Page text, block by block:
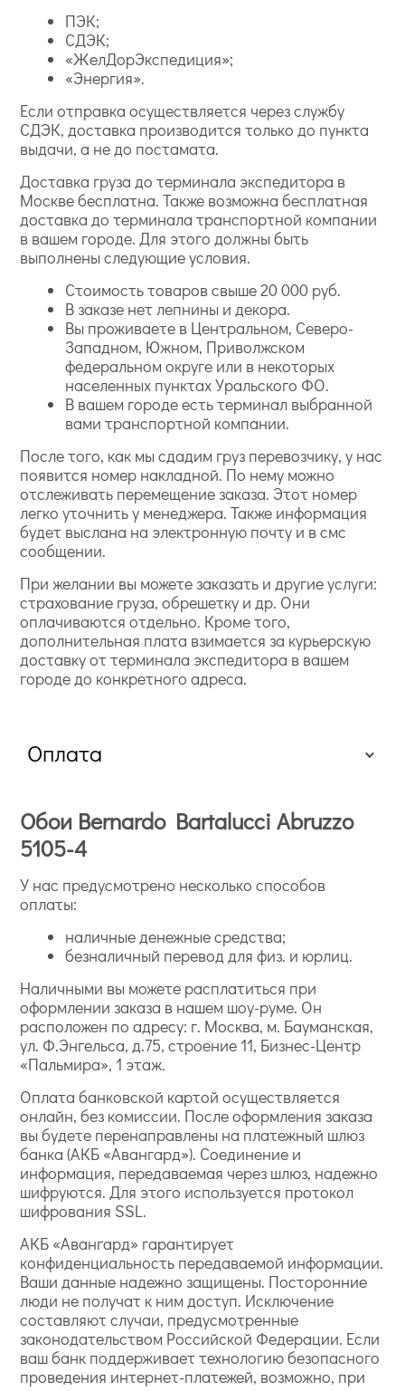
ПЭК;
СДЭК;
«ЖелДорЭкспедиция»;
«Энергия».
Если отправка осуществляется через службу
СДЭК, доставка производится только до пункта
выдачи, а не до постамата.
Доставка груза до терминала экспедитора в
Москве бесплатна. Также возможна бесплатная
доставка до терминала транспортной компании
в вашем городе. Для этого должны быть
выполнены следующие условия.
Стоимость товаров свыше 20 000 руб.
В заказе нет лепнины и декора.
Вы проживаете в Центральном, Северо-
Западном, Южном, Приволжском
федеральном округе или в некоторых
населенных пунктах Уральского ФО.
В вашем городе есть терминал выбранной
вами транспортной компании.
После того, как мы сдадим груз перевозчику, у нас
появится номер накладной. По нему можно
отслеживать перемещение заказа. Этот номер
легко уточнить у менеджера. Также информация
будет выслана на электронную почту и в смс
сообщении.
При желании вы можете заказать и другие услуги:
страхование груза, обрешетку и др. Они
оплачиваются отдельно. Кроме того,
дополнительная плата взимается за курьерскую
доставку от терминала экспедитора в вашем
городе до конкретного адреса.
Оплата
Обои Bernardo Bartalucci Abruzzo
5105-4
У нас предусмотрено несколько способов
оплаты:
наличные денежные средства;
безналичный перевод для физ. и юрлиц.
Наличными вы можете расплатиться при
оформлении заказа в нашем шоу-руме. Он
расположен по адресу: г. Москва, м. Бауманская,
ул. Ф.Энгельса, д.75, строение 11, Бизнес-Центр
«Пальмира», 1 этаж.
Оплата банковской картой осуществляется
онлайн, без комиссии. После оформления заказа
вы будете перенаправлены на платежный шлюз
банка (АКБ «Авангард»). Соединение и
информация, передаваемая через шлюз, надежно
шифруются. Для этого используется протокол
шифрования SSL.
АКБ «Авангард» гарантирует
конфиденциальность передаваемой информации.
Ваши данные надежно защищены. Посторонние
люди не получат к ним доступ. Исключение
составляют случаи, предусмотренные
законодательством Российской Федерации. Если
ваш банк поддерживает технологию безопасного
проведения интернет-платежей, возможно, при